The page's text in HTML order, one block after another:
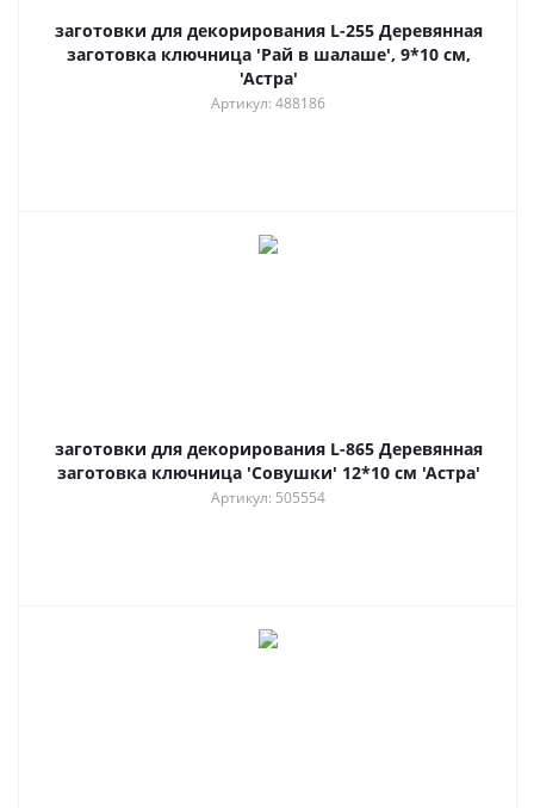
заготовки для декорирования L-255 Деревянная
заготовка ключница 'Рай в шалаше', 9*10 см,
'Астра'
Артикул: 488186
заготовки для декорирования L-865 Деревянная
заготовка ключница 'Совушки' 12*10 см 'Астра'
Артикул: 505554